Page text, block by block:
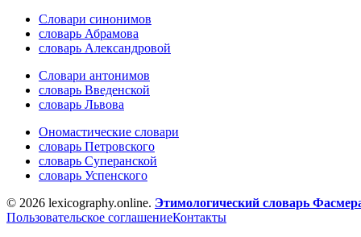
Словари синонимов
словарь Абрамова
словарь Александровой
Словари антонимов
словарь Введенской
словарь Львова
Ономастические словари
словарь Петровского
словарь Суперанской
словарь Успенского
© 2026 lexicography.online. Этимологический словарь
Пользовательское соглашениеКонтакты